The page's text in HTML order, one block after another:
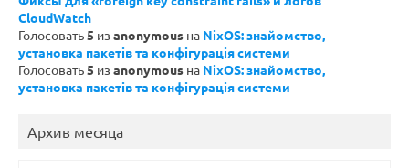
CloudWatch
Голосовать5 из anonymous на NixOS: знайомство,
установка пакетів та конфігурація системи
Голосовать5 из anonymous на NixOS: знайомство,
установка пакетів та конфігурація системи
Архив месяца